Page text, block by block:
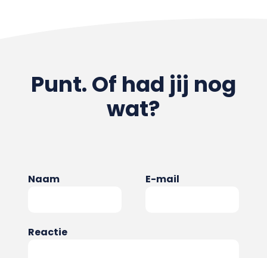
Punt. Of had jij nog
wat?
Naam E-mail
Reactie